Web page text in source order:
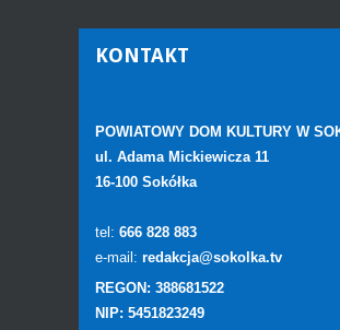
KONTAKT
POWIATOWY DOM KULTURY W
ul. Adama Mickiewicza 11
16-100 Sokółka
tel: 666 828 883
e-mail: redakcja@sokolka.tv
REGON: 388681522
NIP: 5451823249